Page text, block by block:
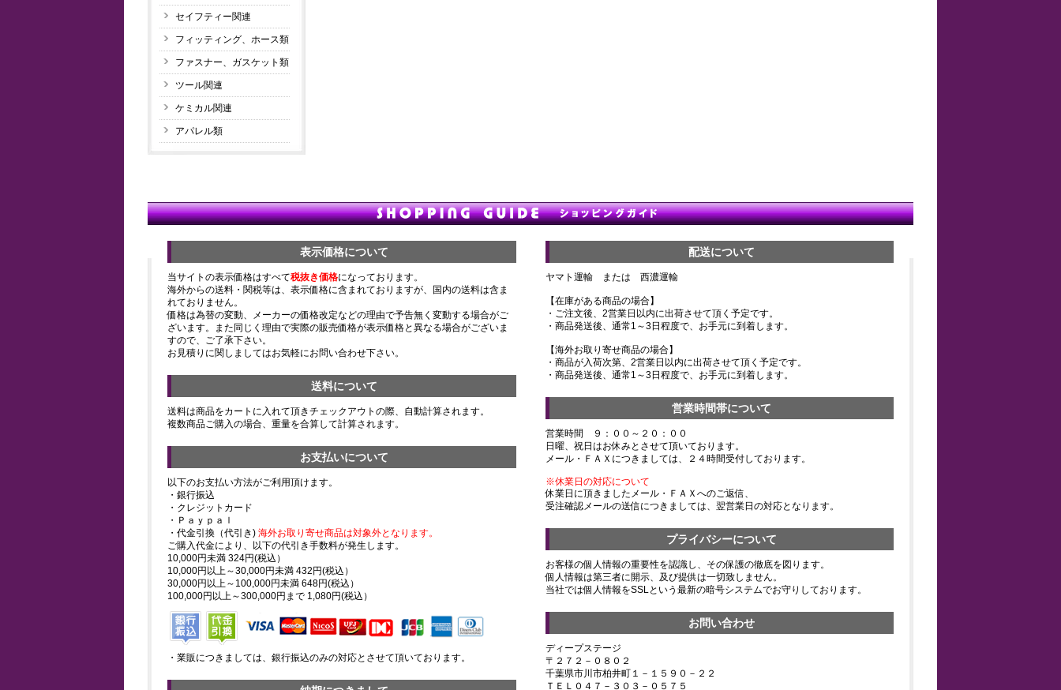
セイフティー関連
フィッティング、ホース類
ファスナー、ガスケット類
ツール関連
ケミカル関連
アパレル類
表示価格について
当サイトの表示価格はすべて税抜き価格になっております。
海外からの送料・関税等は、表示価格に含まれておりますが、国内の送料は含ま
れておりません。
価格は為替の変動、メーカーの価格改定などの理由で予告無く変動する場合がご
ざいます。また同じく理由で実際の販売価格が表示価格と異なる場合がございま
すので、ご了承下さい。
お見積りに関しましてはお気軽にお問い合わせ下さい。
送料について
送料は商品をカートに入れて頂きチェックアウトの際、自動計算されます。
複数商品ご購入の場合、重量を合算して計算されます。
お支払いについて
以下のお支払い方法がご利用頂けます。
・銀行振込
・クレジットカード
・Ｐａｙｐａｌ
・代金引換（代引き) 海外お取り寄せ商品は対象外となります。
ご購入代金により、以下の代引き手数料が発生します。
10,000円未満 324円(税込）
10,000円以上～30,000円未満 432円(税込）
30,000円以上～100,000円未満 648円(税込）
100,000円以上～300,000円まで 1,080円(税込）
・業販につきましては、銀行振込のみの対応とさせて頂いております。
配送について
ヤマト運輸 または 西濃運輸
【在庫がある商品の場合】
・ご注文後、2営業日以内に出荷させて頂く予定です。
・商品発送後、通常1～3日程度で、お手元に到着します。
【海外お取り寄せ商品の場合】
・商品が入荷次第、2営業日以内に出荷させて頂く予定です。
・商品発送後、通常1～3日程度で、お手元に到着します。
営業時間帯について
営業時間 ９：００～２０：００
日曜、祝日はお休みとさせて頂いております。
メール・ＦＡＸにつきましては、２４時間受付しております。
※休業日の対応について
休業日に頂きましたメール・ＦＡＸへのご返信、
受注確認メールの送信につきましては、翌営業日の対応となります。
プライバシーについて
お客様の個人情報の重要性を認識し、その保護の徹底を図ります。
個人情報は第三者に開示、及び提供は一切致しません。
当社では個人情報をSSLという最新の暗号システムでお守りしております。
お問い合わせ
ディープステージ
〒２７２－０８０２
千葉県市川市柏井町１－１５９０－２２
ＴＥＬ０４７－３０３－０５７５